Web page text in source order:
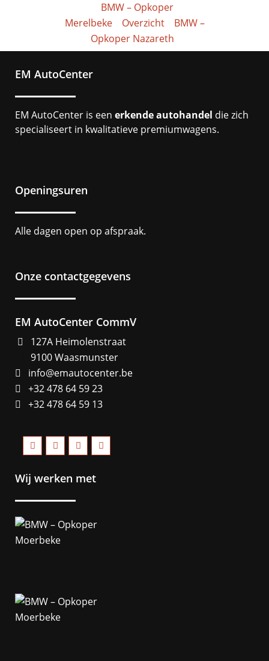
BMW – Opkoper
Merelbeke
Overzicht
BMW –
Opkoper Nazareth
EM AutoCenter
EM AutoCenter is een erkende autohandel die zich
specialiseert in kwalitatieve premiumwagens.
Openingsuren
Alle dagen open op afspraak.
Onze contactgegevens
EM AutoCenter CommV
127A Heimolenstraat
9100 Waasmunster
info@emautocenter.be
+32 478 64 59 23
+32 478 64 59 13
Wij werken met